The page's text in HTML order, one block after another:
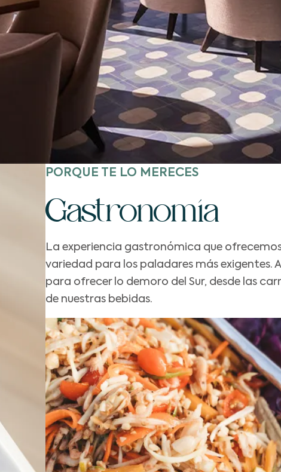
PORQUE TE LO MERECES
Gastronomía
La experiencia gastronómica que
variedad para los paladares más exigentes.
para ofrecer lo demoro del Sur, desde las
de nuestras bebidas.